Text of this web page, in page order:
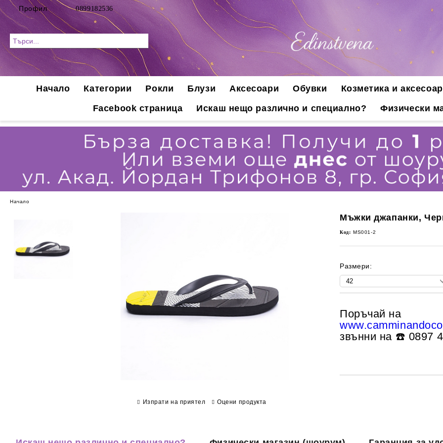
Профил 0899182536
Начало Категории Рокли Блузи Аксесоари Обувки Козметика и
Facebook страница
Искаш нещо различно и специално? Физически
Начало
Мъжки джапанки,
Код: MS001-2
Размери:
Поръчай на
звънни на ☎️ 0897
Изпрати на приятел Оцени продукта